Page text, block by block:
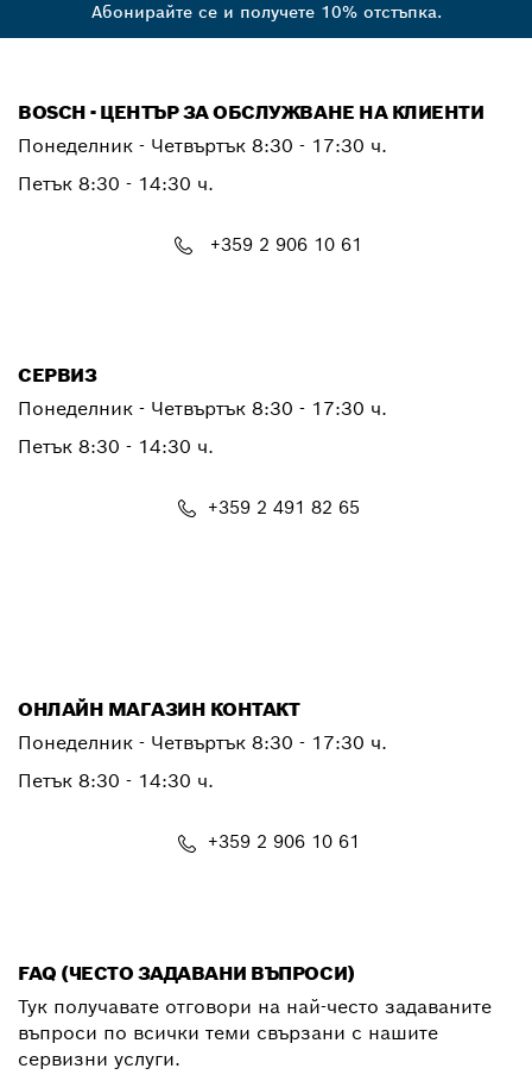
Абонирайте се и получете 10% отстъпка.
BOSCH - ЦЕНТЪР ЗА ОБСЛУЖВАНЕ НА КЛИЕНТИ
Понеделник - Четвъртък 8:30 - 17:30 ч.
Петък 8:30 - 14:30 ч.
+359 2 906 10 61
СЕРВИЗ
Понеделник - Четвъртък 8:30 - 17:30 ч.
Петък 8:30 - 14:30 ч.
+359 2 491 82 65
ОНЛАЙН МАГАЗИН КОНТАКТ
Понеделник - Четвъртък 8:30 - 17:30 ч.
Петък 8:30 - 14:30 ч.
+359 2 906 10 61
FAQ (ЧЕСТО ЗАДАВАНИ ВЪПРОСИ)
Тук получавате отговори на най-често задаваните
въпроси по всички теми свързани с нашите
сервизни услуги.